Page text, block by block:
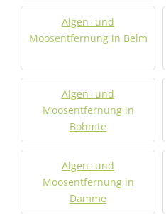
Algen- und
Moosentfernung in Belm
Algen- und
Moosentfernung in
Bohmte
Algen- und
Moosentfernung in
Damme